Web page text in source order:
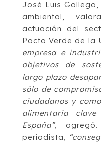
José Luis
ambiental,
actuación del
Pacto Verde de la
empresa e
objetivos de
largo plazo
sólo de
ciudadanos y
alimentaria
España”,
periodista,